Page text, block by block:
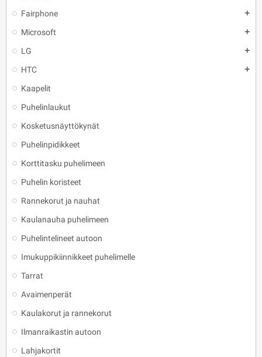
Fairphone add
Microsoft add
LG add
HTC add
Kaapelit
Puhelinlaukut
Kosketusnäyttökynät
Puhelinpidikkeet
Korttitasku puhelimeen
Puhelin koristeet
Rannekorut ja nauhat
Kaulanauha puhelimeen
Puhelintelineet autoon
Imukuppikiinnikkeet puhelimelle
Tarrat
Avaimenperät
Kaulakorut ja rannekorut
Ilmanraikastin autoon
Lahjakortit